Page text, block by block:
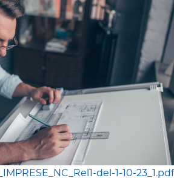
del-1-10-23_1.pdf